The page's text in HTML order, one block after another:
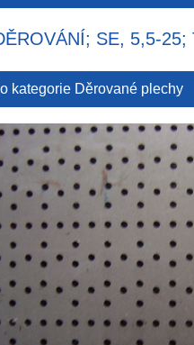
SE, 5,5-
kategorie Děrované plechy